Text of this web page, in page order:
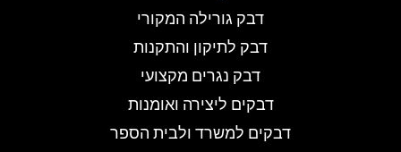
דבק גורילה המקורי
דבק לתיקון והתקנות
דבק נגרים מקצועי
דבקים ליצירה ואומנות
דבקים למשרד ולבית הספר